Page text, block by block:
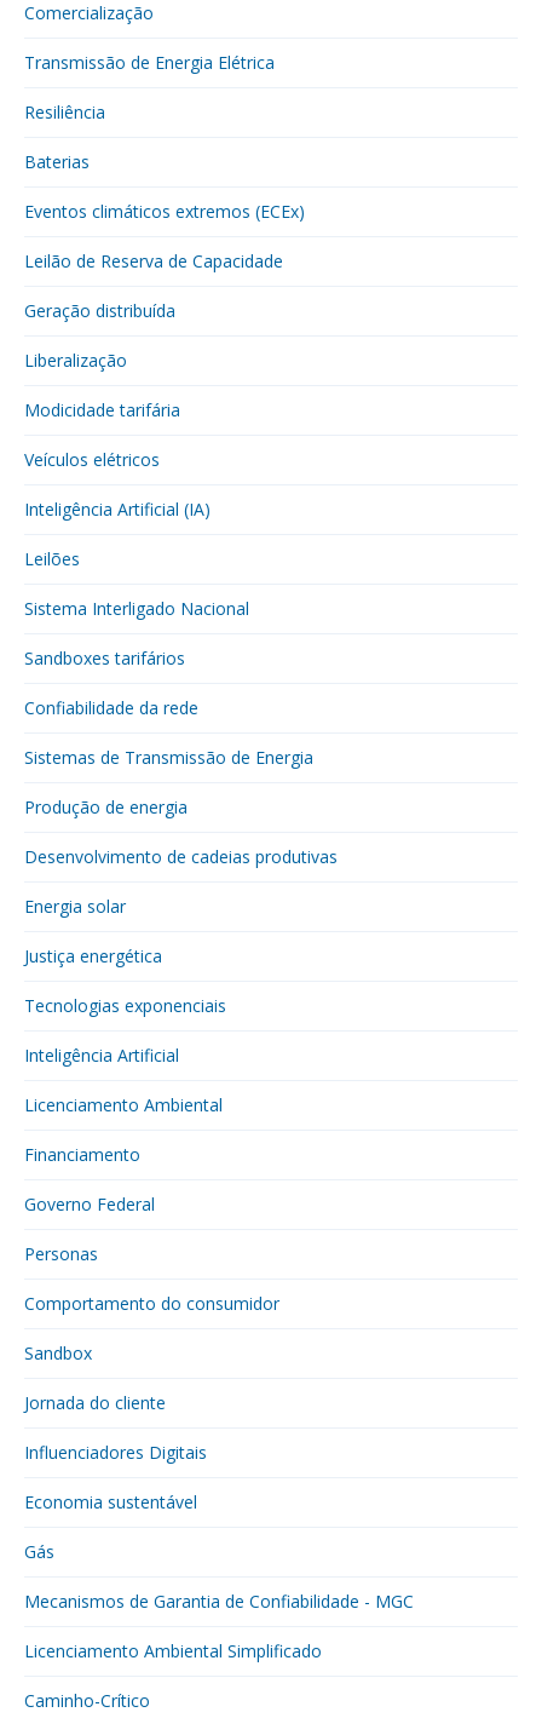
Comercialização
Transmissão de Energia Elétrica
Resiliência
Baterias
Eventos climáticos extremos (ECEx)
Leilão de Reserva de Capacidade
Geração distribuída
Liberalização
Modicidade tarifária
Veículos elétricos
Inteligência Artificial (IA)
Leilões
Sistema Interligado Nacional
Sandboxes tarifários
Confiabilidade da rede
Sistemas de Transmissão de Energia
Produção de energia
Desenvolvimento de cadeias produtivas
Energia solar
Justiça energética
Tecnologias exponenciais
Inteligência Artificial
Licenciamento Ambiental
Financiamento
Governo Federal
Personas
Comportamento do consumidor
Sandbox
Jornada do cliente
Influenciadores Digitais
Economia sustentável
Gás
Mecanismos de Garantia de Confiabilidade - MGC
Licenciamento Ambiental Simplificado
Caminho-Crítico